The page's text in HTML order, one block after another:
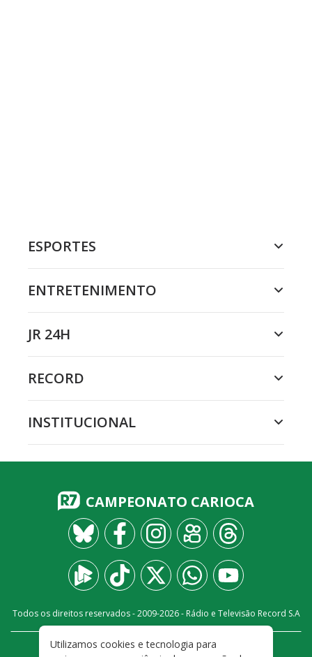
ESPORTES
ENTRETENIMENTO
JR 24H
RECORD
INSTITUCIONAL
CAMPEONATO CARIOCA
Todos os direitos reservados - 2009-2026- Rádio e Televisão Record S.A
FALE CONOSCO PRIVACIDADE
Utilizamos cookies e tecnologia para